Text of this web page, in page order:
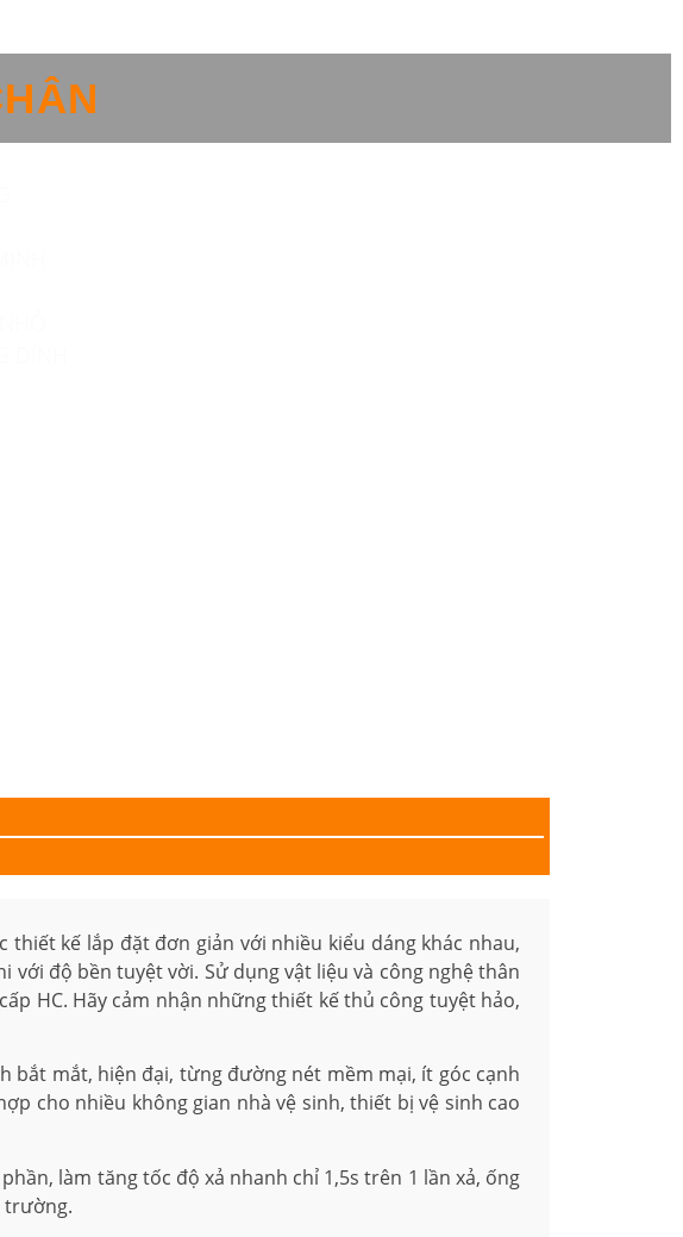
kế lắp đặt đơn giản với nhiều kiểu dáng khác nhau,
với độ bền tuyệt vời. Sử dụng vật liệu và công nghệ thân
HC. Hãy cảm nhận những thiết kế thủ công tuyệt hảo,
bắt mắt, hiện đại, từng đường nét mềm mại, ít góc cạnh
cho nhiều không gian nhà vệ sinh, thiết bị vệ sinh cao
làm tăng tốc độ xả nhanh chỉ 1,5s trên 1 lần xả, ống
trường.